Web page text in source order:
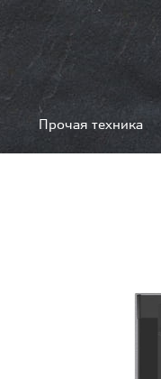
Прочая техника